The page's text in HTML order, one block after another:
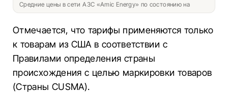
Средние цены в сети АЗС «Amic Energy» по состоянию на
Отмечается, что тарифы применяются только
к товарам из США в соответствии с
Правилами определения страны
происхождения с целью маркировки товаров
(Страны CUSMA).